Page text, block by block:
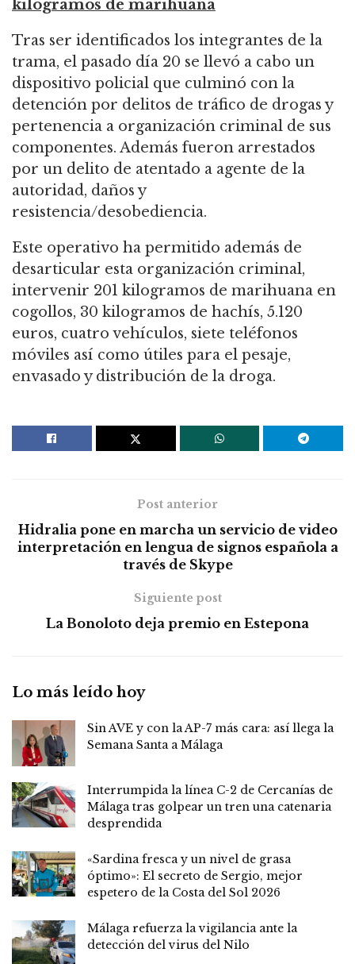
kilogramos de marihuana
Tras ser identificados los integrantes de la
trama, el pasado día 20 se llevó a cabo un
dispositivo policial que culminó con la
detención por delitos de tráfico de drogas y
pertenencia a organización criminal de sus
componentes. Además fueron arrestados
por un delito de atentado a agente de la
autoridad, daños y
resistencia/desobediencia.
Este operativo ha permitido además de
desarticular esta organización criminal,
intervenir 201 kilogramos de marihuana en
cogollos, 30 kilogramos de hachís, 5.120
euros, cuatro vehículos, siete teléfonos
móviles así como útiles para el pesaje,
envasado y distribución de la droga.
Post anterior
Hidralia pone en marcha un servicio de video
interpretación en lengua de signos española a
través de Skype
Siguiente post
La Bonoloto deja premio en Estepona
Lo más leído hoy
Sin AVE y con la AP-7 más cara: así llega la
Semana Santa a Málaga
Interrumpida la línea C-2 de Cercanías de
Málaga tras golpear un tren una catenaria
desprendida
«Sardina fresca y un nivel de grasa
óptimo»: El secreto de Sergio, mejor
espetero de la Costa del Sol 2026
Málaga refuerza la vigilancia ante la
detección del virus del Nilo